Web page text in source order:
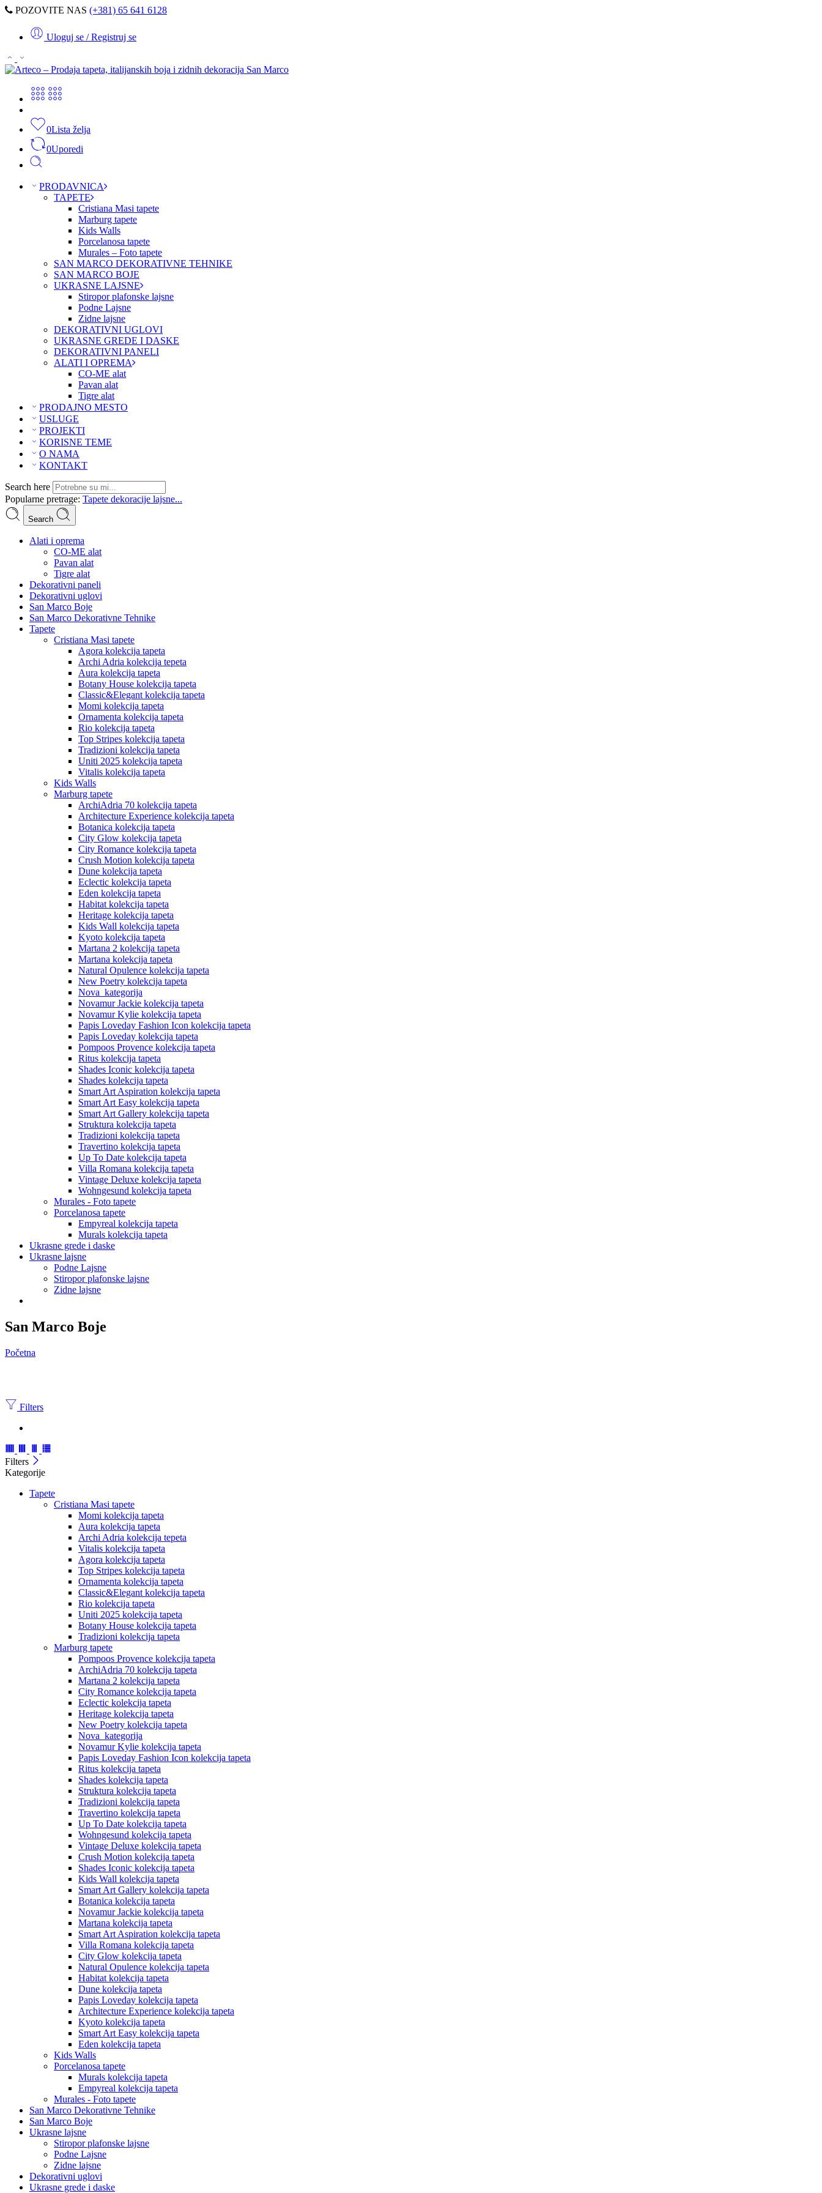
POZOVITE NAS (+381) 65 641 6128
Uloguj se / Registruj se
0Lista želja
0Uporedi
PRODAVNICA
TAPETE
Cristiana Masi tapete
Marburg tapete
Kids Walls
Porcelanosa tapete
Murales – Foto tapete
SAN MARCO DEKORATIVNE TEHNIKE
SAN MARCO BOJE
UKRASNE LAJSNE
Stiropor plafonske lajsne
Podne Lajsne
Zidne lajsne
DEKORATIVNI UGLOVI
UKRASNE GREDE I DASKE
DEKORATIVNI PANELI
ALATI I OPREMA
CO-ME alat
Pavan alat
Tigre alat
PRODAJNO MESTO
USLUGE
PROJEKTI
KORISNE TEME
O NAMA
KONTAKT
Search here
Popularne pretrage: Tapete dekoracije lajsne...
Search
Alati i oprema
CO-ME alat
Pavan alat
Tigre alat
Dekorativni paneli
Dekorativni uglovi
San Marco Boje
San Marco Dekorativne Tehnike
Tapete
Cristiana Masi tapete
Agora kolekcija tapeta
Archi Adria kolekcija tepeta
Aura kolekcija tapeta
Botany House kolekcija tapeta
Classic&Elegant kolekcija tapeta
Momi kolekcija tapeta
Ornamenta kolekcija tapeta
Rio kolekcija tapeta
Top Stripes kolekcija tapeta
Tradizioni kolekcija tapeta
Uniti 2025 kolekcija tapeta
Vitalis kolekcija tapeta
Kids Walls
Marburg tapete
ArchiAdria 70 kolekcija tapeta
Architecture Experience kolekcija tapeta
Botanica kolekcija tapeta
City Glow kolekcija tapeta
City Romance kolekcija tapeta
Crush Motion kolekcija tapeta
Dune kolekcija tapeta
Eclectic kolekcija tapeta
Eden kolekcija tapeta
Habitat kolekcija tapeta
Heritage kolekcija tapeta
Kids Wall kolekcija tapeta
Kyoto kolekcija tapeta
Martana 2 kolekcija tapeta
Martana kolekcija tapeta
Natural Opulence kolekcija tapeta
New Poetry kolekcija tapeta
Nova_kategorija
Novamur Jackie kolekcija tapeta
Novamur Kylie kolekcija tapeta
Papis Loveday Fashion Icon kolekcija tapeta
Papis Loveday kolekcija tapeta
Pompoos Provence kolekcija tapeta
Ritus kolekcija tapeta
Shades Iconic kolekcija tapeta
Shades kolekcija tapeta
Smart Art Aspiration kolekcija tapeta
Smart Art Easy kolekcija tapeta
Smart Art Gallery kolekcija tapeta
Struktura kolekcija tapeta
Tradizioni kolekcija tapeta
Travertino kolekcija tapeta
Up To Date kolekcija tapeta
Villa Romana kolekcija tapeta
Vintage Deluxe kolekcija tapeta
Wohngesund kolekcija tapeta
Murales - Foto tapete
Porcelanosa tapete
Empyreal kolekcija tapeta
Murals kolekcija tapeta
Ukrasne grede i daske
Ukrasne lajsne
Podne Lajsne
Stiropor plafonske lajsne
Zidne lajsne
San Marco Boje
Početna
Filters
Filters
Kategorije
Tapete
Cristiana Masi tapete
Momi kolekcija tapeta
Aura kolekcija tapeta
Archi Adria kolekcija tepeta
Vitalis kolekcija tapeta
Agora kolekcija tapeta
Top Stripes kolekcija tapeta
Ornamenta kolekcija tapeta
Classic&Elegant kolekcija tapeta
Rio kolekcija tapeta
Uniti 2025 kolekcija tapeta
Botany House kolekcija tapeta
Tradizioni kolekcija tapeta
Marburg tapete
Pompoos Provence kolekcija tapeta
ArchiAdria 70 kolekcija tapeta
Martana 2 kolekcija tapeta
City Romance kolekcija tapeta
Eclectic kolekcija tapeta
Heritage kolekcija tapeta
New Poetry kolekcija tapeta
Nova_kategorija
Novamur Kylie kolekcija tapeta
Papis Loveday Fashion Icon kolekcija tapeta
Ritus kolekcija tapeta
Shades kolekcija tapeta
Struktura kolekcija tapeta
Tradizioni kolekcija tapeta
Travertino kolekcija tapeta
Up To Date kolekcija tapeta
Wohngesund kolekcija tapeta
Vintage Deluxe kolekcija tapeta
Crush Motion kolekcija tapeta
Shades Iconic kolekcija tapeta
Kids Wall kolekcija tapeta
Smart Art Gallery kolekcija tapeta
Botanica kolekcija tapeta
Novamur Jackie kolekcija tapeta
Martana kolekcija tapeta
Smart Art Aspiration kolekcija tapeta
Villa Romana kolekcija tapeta
City Glow kolekcija tapeta
Natural Opulence kolekcija tapeta
Habitat kolekcija tapeta
Dune kolekcija tapeta
Papis Loveday kolekcija tapeta
Architecture Experience kolekcija tapeta
Kyoto kolekcija tapeta
Smart Art Easy kolekcija tapeta
Eden kolekcija tapeta
Kids Walls
Porcelanosa tapete
Murals kolekcija tapeta
Empyreal kolekcija tapeta
Murales - Foto tapete
San Marco Dekorativne Tehnike
San Marco Boje
Ukrasne lajsne
Stiropor plafonske lajsne
Podne Lajsne
Zidne lajsne
Dekorativni uglovi
Ukrasne grede i daske